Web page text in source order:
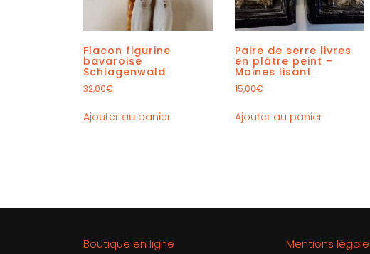
Flacon figurine
bavaroise
Schlagenwald
32,00€
Ajouter au panier
Paire de serre livres
en plâtre peint –
Moines lisant
15,00€
Ajouter au panier
Boutique en ligne Mentions